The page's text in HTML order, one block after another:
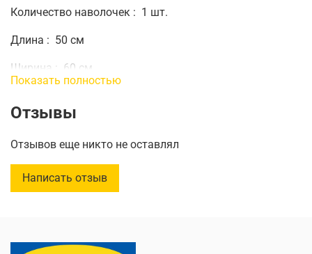
Количество наволочек : 1 шт.
Длина : 50 см
Ширина 60 см
Показать полностью
Отзывы
Отзывов еще никто не оставлял
Написать отзыв